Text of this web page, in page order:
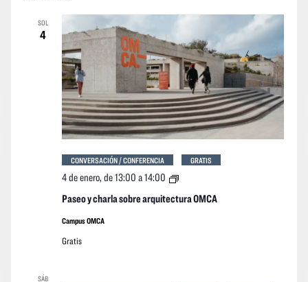
SOL
4
Paseo y charla sobre arquitectura OMCA
4 de enero, de 13:00 a14:00
Paseo
charla
CONVERSACIÓN / CONFERENCIA GRATIS
Campus OMCA
Gratis
SÁB